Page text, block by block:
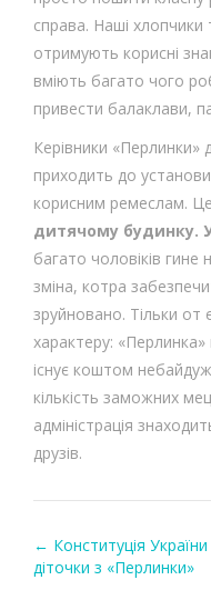
справа. Наші хлопчики
отримують корисні
вміють багато чого
привести балаклави,
Керівники «Перлинки»
приходить до
корисним ремеслам.
дитячому будинку.
багато чоловіків гине
зміна, котра
зруйновано. Тільки от
характеру:
існує коштом
кількість заможних
адміністрація
друзів.
Post
← Конституція
діточки з «Перлинки»